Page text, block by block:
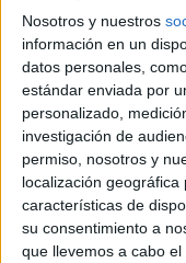
Nosotros y nuestros
información en un
datos personales,
estándar enviada por
personalizado,
investigación de
permiso, nosotros y
localización
características de
su consentimiento a
que llevemos a cabo
Inicio
Etiquetas: Hablar x